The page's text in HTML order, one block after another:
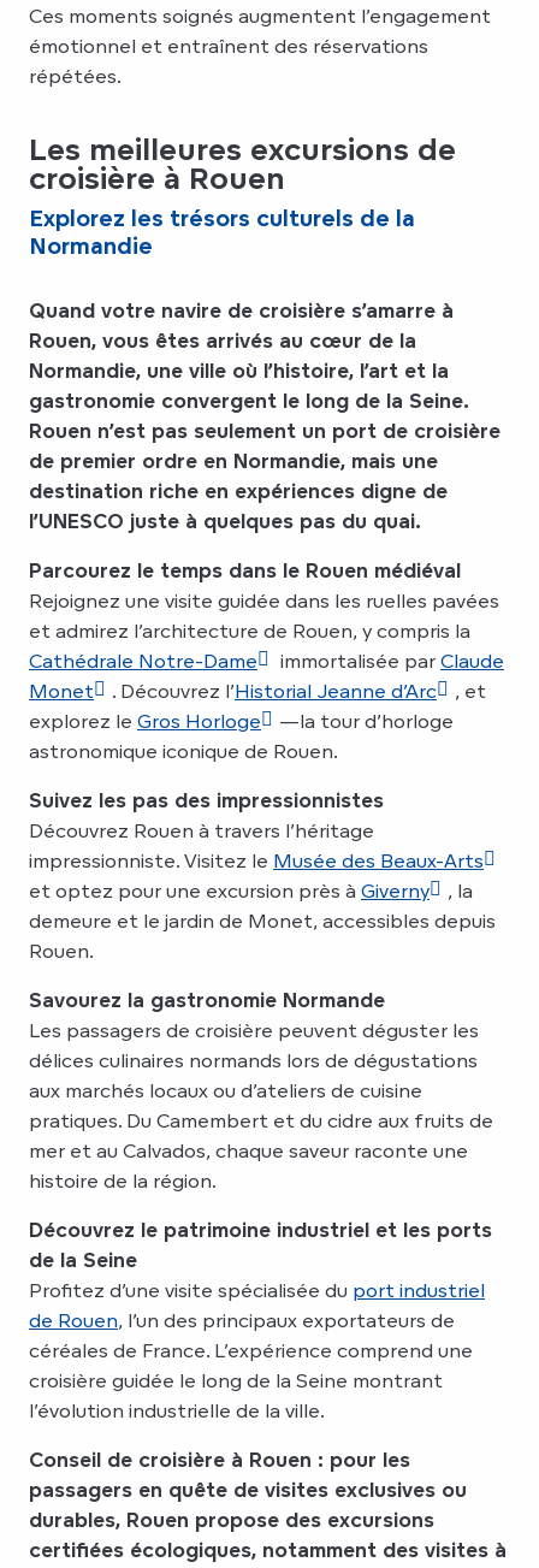
Ces moments soignés augmentent l’engagement
émotionnel et entraînent des réservations
répétées.
Les meilleures excursions de
croisière à Rouen
Explorez les trésors culturels de la
Normandie
Quand votre navire de croisière s’amarre à
Rouen, vous êtes arrivés au cœur de la
Normandie, une ville où l’histoire, l’art et la
gastronomie convergent le long de la Seine.
Rouen n’est pas seulement un port de croisière
de premier ordre en Normandie, mais une
destination riche en expériences digne de
l’UNESCO juste à quelques pas du quai.
Parcourez le temps dans le Rouen médiéval
Rejoignez une visite guidée dans les ruelles pavées
et admirez l’architecture de Rouen, y compris la
Cathédrale Notre-Dame
immortalisée par Claude
Monet
. Découvrez l’Historial Jeanne d’Arc
, et
explorez le Gros Horloge
—la tour d’horloge
astronomique iconique de Rouen.
Suivez les pas des impressionnistes
Découvrez Rouen à travers l’héritage
impressionniste. Visitez le Musée des Beaux-Arts
et optez pour une excursion près à Giverny
, la
demeure et le jardin de Monet, accessibles depuis
Rouen.
Savourez la gastronomie Normande
Les passagers de croisière peuvent déguster les
délices culinaires normands lors de dégustations
aux marchés locaux ou d’ateliers de cuisine
pratiques. Du Camembert et du cidre aux fruits de
mer et au Calvados, chaque saveur raconte une
histoire de la région.
Découvrez le patrimoine industriel et les ports
de la Seine
Profitez d’une visite spécialisée du port industriel
de Rouen, l’un des principaux exportateurs de
céréales de France. L’expérience comprend une
croisière guidée le long de la Seine montrant
l’évolution industrielle de la ville.
Conseil de croisière à Rouen : pour les
passagers en quête de visites exclusives ou
durables, Rouen propose des excursions
certifiées écologiques, notamment des visites à